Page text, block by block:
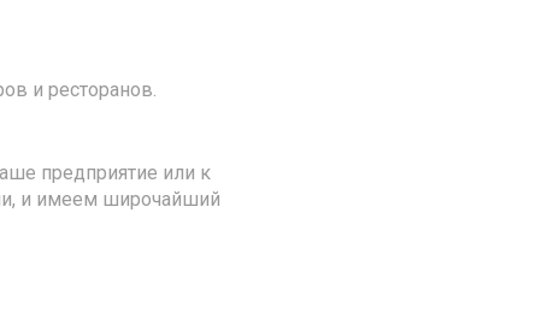
и ресторанов.
предприятие или к
и имеем широчайший